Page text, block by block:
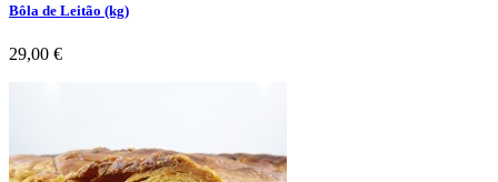
Bôla de Leitão (kg)
Preço
29,00 €